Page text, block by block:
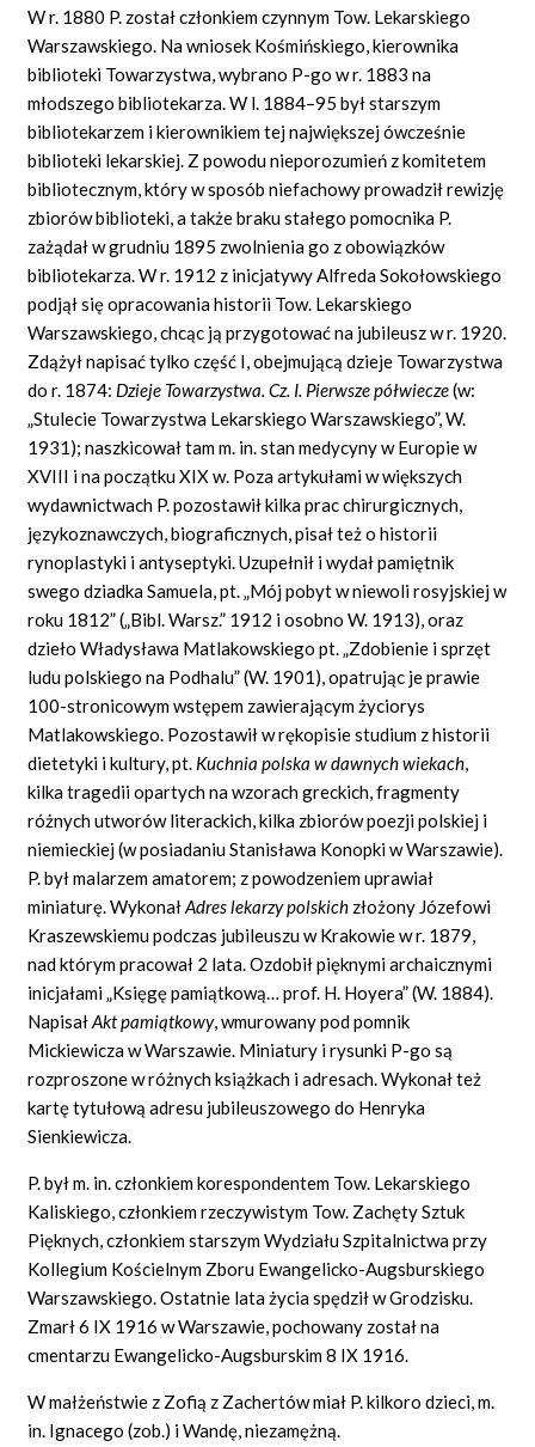
W r. 1880 P. został członkiem czynnym Tow. Lekarskiego
Warszawskiego. Na wniosek Kośmińskiego, kierownika
biblioteki Towarzystwa, wybrano P-go w r. 1883 na
młodszego bibliotekarza. W l. 1884–95 był starszym
bibliotekarzem i kierownikiem tej największej ówcześnie
biblioteki lekarskiej. Z powodu nieporozumień z komitetem
bibliotecznym, który w sposób niefachowy prowadził rewizję
zbiorów biblioteki, a także braku stałego pomocnika P.
zażądał w grudniu 1895 zwolnienia go z obowiązków
bibliotekarza. W r. 1912 z inicjatywy Alfreda Sokołowskiego
podjął się opracowania historii Tow. Lekarskiego
Warszawskiego, chcąc ją przygotować na jubileusz w r. 1920.
Zdążył napisać tylko część I, obejmującą dzieje Towarzystwa
do r. 1874: Dzieje Towarzystwa. Cz. I. Pierwsze półwiecze(w:
„Stulecie Towarzystwa Lekarskiego Warszawskiego”, W.
1931); naszkicował tam m. in. stan medycyny w Europie w
XVIII i na początku XIX w. Poza artykułami w większych
wydawnictwach P. pozostawił kilka prac chirurgicznych,
językoznawczych, biograficznych, pisał też o historii
rynoplastyki i antyseptyki. Uzupełnił i wydał pamiętnik
swego dziadka Samuela, pt. „Mój pobyt w niewoli rosyjskiej w
roku 1812” („Bibl. Warsz.” 1912 i osobno W. 1913), oraz
dzieło Władysława Matlakowskiego pt. „Zdobienie i sprzęt
ludu polskiego na Podhalu” (W. 1901), opatrując je prawie
100-stronicowym wstępem zawierającym życiorys
Matlakowskiego. Pozostawił w rękopisie studium z historii
dietetyki i kultury, pt. Kuchnia polska w dawnych wiekach,
kilka tragedii opartych na wzorach greckich, fragmenty
różnych utworów literackich, kilka zbiorów poezji polskiej i
niemieckiej (w posiadaniu Stanisława Konopki w Warszawie).
P. był malarzem amatorem; z powodzeniem uprawiał
miniaturę. WykonałAdres lekarzy polskich złożony Józefowi
Kraszewskiemu podczas jubileuszu w Krakowie w r. 1879,
nad którym pracował 2 lata. Ozdobił pięknymi archaicznymi
inicjałami „Księgę pamiątkową… prof. H. Hoyera” (W. 1884).
NapisałAkt pamiątkowy,wmurowany pod pomnik
Mickiewicza w Warszawie. Miniatury i rysunki P-go są
rozproszone w różnych książkach i adresach. Wykonał też
kartę tytułową adresu jubileuszowego do Henryka
Sienkiewicza.
P. był m. in. członkiem korespondentem Tow. Lekarskiego
Kaliskiego, członkiem rzeczywistym Tow. Zachęty Sztuk
Pięknych, członkiem starszym Wydziału Szpitalnictwa przy
Kollegium Kościelnym Zboru Ewangelicko-Augsburskiego
Warszawskiego. Ostatnie lata życia spędził w Grodzisku.
Zmarł 6 IX 1916 w Warszawie, pochowany został na
cmentarzu Ewangelicko-Augsburskim 8 IX 1916.
W małżeństwie z Zofią z Zachertów miał P. kilkoro dzieci, m.
in. Ignacego (zob.) i Wandę, niezamężną.